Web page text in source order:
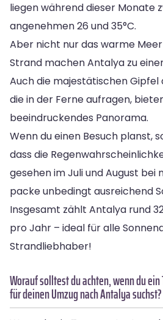
liegen während dieser Monate
angenehmen 26 und 35°C.
Aber nicht nur das warme
Strand machen Antalya zu
Auch die majestätischen Gipfel
die in der Ferne aufragen,
beeindruckendes Panorama.
Wenn du einen Besuch planst,
dass die
gesehen im Juli und August bei
packe unbedingt ausreichend
Insgesamt zählt Antalya rund
pro Jahr – ideal für alle
Strandliebhaber!
Worauf solltest du achten, wenn du
für deinen Umzug nach Antalya suchst?